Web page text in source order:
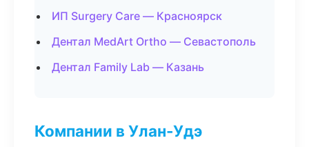
ИП Surgery Care — Красноярск
Дентал MedArt Ortho — Севастополь
Дентал Family Lab — Казань
Компании в Улан-Удэ